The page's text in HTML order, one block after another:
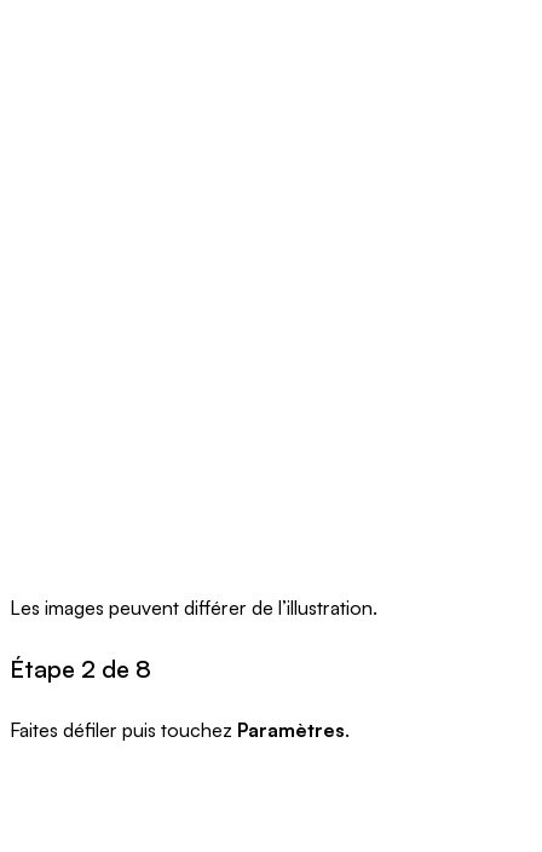
Les images peuvent différer de l’illustration.
Étape 2 de 8
Faites défiler puis touchez Paramètres.